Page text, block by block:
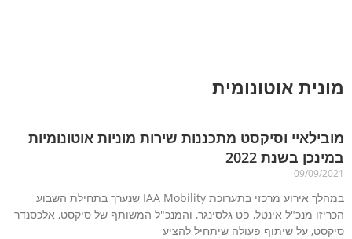
מונית אוטונומית
מובילאיי וסיקסט מתכננות שירות מוניות אוטונומיות
במינכן בשנת 2022
09/09/2021
במהלך אירוע מרכזי בתערוכת IAA Mobility שנערך בתחילת השבוע
הכריזו מנכ"ל אינטל, פט גלסינגר, והמנכ"ל המשותף של סיקסט, אלכסנדר
סיקסט, על שיתוף פעולה שיתחיל להציע